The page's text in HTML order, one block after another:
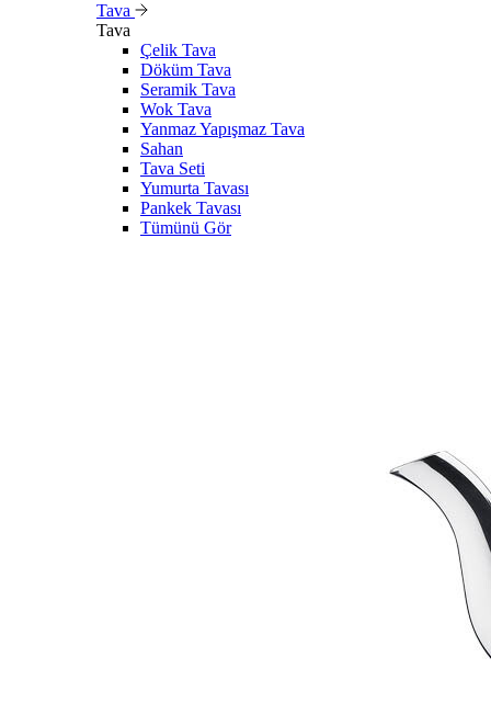
Tava
Tava
Çelik Tava
Döküm Tava
Seramik Tava
Wok Tava
Yanmaz Yapışmaz Tava
Sahan
Tava Seti
Yumurta Tavası
Pankek Tavası
Tümünü Gör